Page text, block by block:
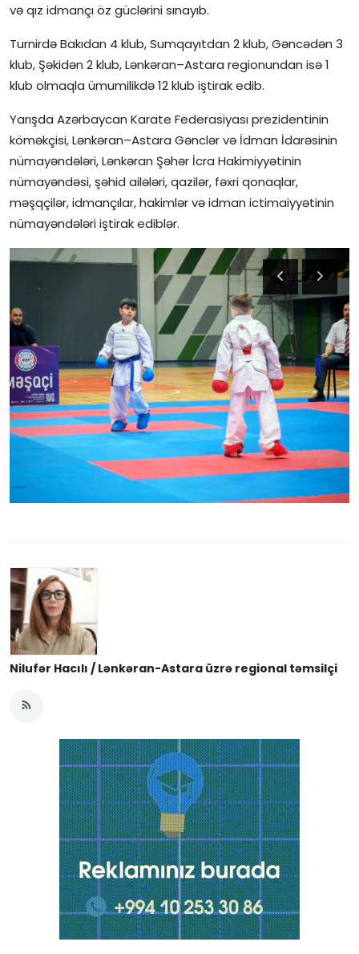
və qız idmançı öz güclərini sınayıb.
Turnirdə Bakıdan 4 klub, Sumqayıtdan 2 klub, Gəncədən 3
klub, Şəkidən 2 klub, Lənkəran–Astara regionundan isə 1
klub olmaqla ümumilikdə 12 klub iştirak edib.
Yarışda Azərbaycan Karate Federasiyası prezidentinin
köməkçisi, Lənkəran–Astara Gənclər və İdman İdarəsinin
nümayəndələri, Lənkəran Şəhər İcra Hakimiyyətinin
nümayəndəsi, şəhid ailələri, qazilər, fəxri qonaqlar,
məşqçilər, idmançılar, hakimlər və idman ictimaiyyətinin
nümayəndələri iştirak ediblər.
Nilufər Hacılı / Lənkəran-Astara üzrə regional təmsilçi